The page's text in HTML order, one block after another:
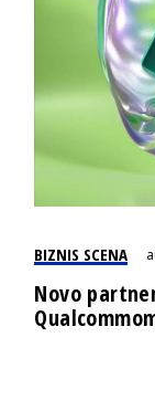
BIZNIS SCENA
Novo